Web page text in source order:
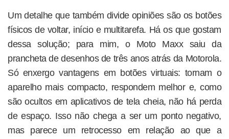
Um detalhe que também divide opiniões são os botões
físicos de voltar, início e multitarefa. Há os que gostam
dessa solução; para mim, o Moto Maxx saiu da
prancheta de desenhos de três anos atrás da Motorola.
Só enxergo vantagens em botões virtuais: tornam o
aparelho mais compacto, respondem melhor e, como
são ocultos em aplicativos de tela cheia, não há perda
de espaço. Isso não chega a ser um ponto negativo,
mas parece um retrocesso em relação ao que a